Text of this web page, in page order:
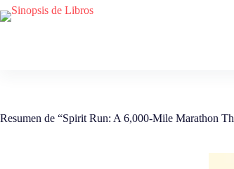
Saltar
al
Resumen de “Spirit Run: A 6,000-Mile Marathon